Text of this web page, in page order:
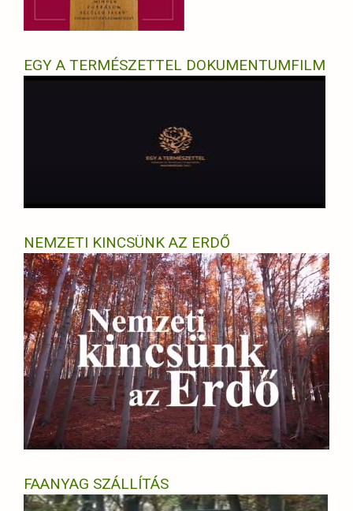
EGY A TERMÉSZETTEL DOKUMENTUMFILM
NEMZETI KINCSÜNK AZ ERDŐ
FAANYAG SZÁLLÍTÁS